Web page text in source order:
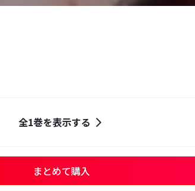
全1巻を表示する
まとめて購入